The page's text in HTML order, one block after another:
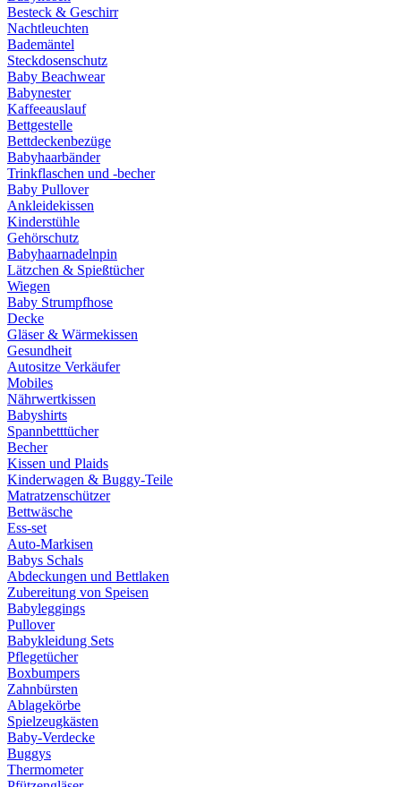
Besteck & Geschirr
Nachtleuchten
Bademäntel
Steckdosenschutz
Baby Beachwear
Babynester
Kaffeeauslauf
Bettgestelle
Bettdeckenbezüge
Babyhaarbänder
Trinkflaschen und -becher
Baby Pullover
Ankleidekissen
Kinderstühle
Gehörschutz
Babyhaarnadelnpin
Lätzchen & Spießtücher
Wiegen
Baby Strumpfhose
Decke
Gläser & Wärmekissen
Gesundheit
Autositze Verkäufer
Mobiles
Nährwertkissen
Babyshirts
Spannbetttücher
Becher
Kissen und Plaids
Kinderwagen & Buggy-Teile
Matratzenschützer
Bettwäsche
Ess-set
Auto-Markisen
Babys Schals
Abdeckungen und Bettlaken
Zubereitung von Speisen
Babyleggings
Pullover
Babykleidung Sets
Pflegetücher
Boxbumpers
Zahnbürsten
Ablagekörbe
Spielzeugkästen
Baby-Verdecke
Buggys
Thermometer